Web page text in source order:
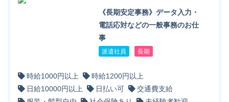
《長期安定事務》データ入力・
電話応対などの一般事務のお仕
事
派遣社員 長期
時給1000円以上
時給1200円以上
日給10000円以上
日払い可
交通費支給